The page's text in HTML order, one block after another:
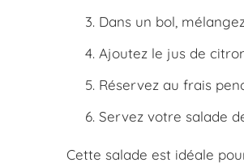
Dans un bol,
Ajoutez le jus de
Réservez au frais
Servez votre salade
Cette salade est idéale